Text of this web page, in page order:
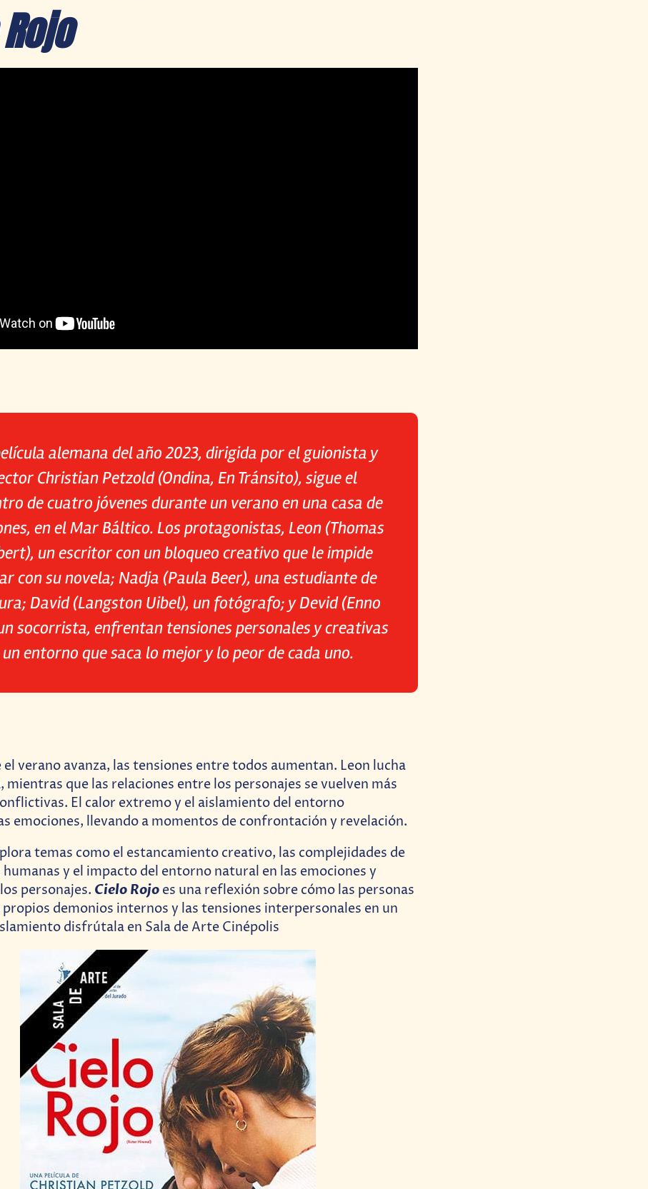
alemana del año 2023, dirigida por el guionista y
Christian Petzold (Ondina, En Tránsito), sigue el
de cuatro jóvenes durante un verano en una casa de
en el Mar Báltico. Los protagonistas, Leon (Thomas
un escritor con un bloqueo creativo que le impide
con su novela; Nadja (Paula Beer), una estudiante de
David (Langston Uibel), un fotógrafo; y Devid (Enno
socorrista, enfrentan tensiones personales y creativas
entorno que saca lo mejor y lo peor de cada uno.
el verano avanza, las tensiones entre todos aumentan. Leon lucha
mientras que las relaciones entre los personajes se vuelven más
El calor extremo y el aislamiento del entorno
emociones, llevando a momentos de confrontación y revelación.
temas como el estancamiento creativo, las complejidades de
humanas y el impacto del entorno natural en las emociones y
personajes. Cielo Rojo es una reflexión sobre cómo las personas
propios demonios internos y las tensiones interpersonales en un
disfrútala en Sala de Arte Cinépolis